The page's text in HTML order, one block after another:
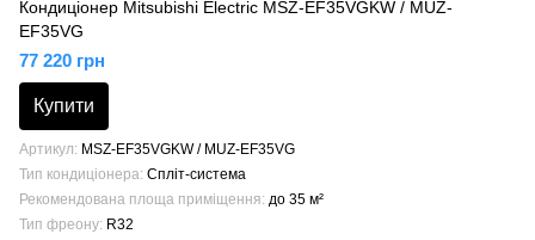
Кондиціонер Mitsubishi Electric MSZ-EF35VGKW / MUZ-
EF35VG
77 220 грн
Купити
Артикул
MSZ-EF35VGKW / MUZ-EF35VG
Тип кондиціонера Спліт-система
Рекомендована площа приміщення до 35 м²
Тип фреону R32